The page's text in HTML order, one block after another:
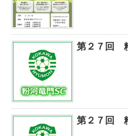
第２７回
第２７回